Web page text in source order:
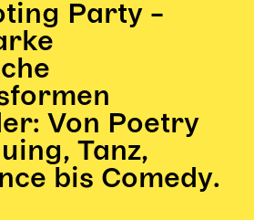
Party –
Von Poetry
Tanz,
bis Comedy.